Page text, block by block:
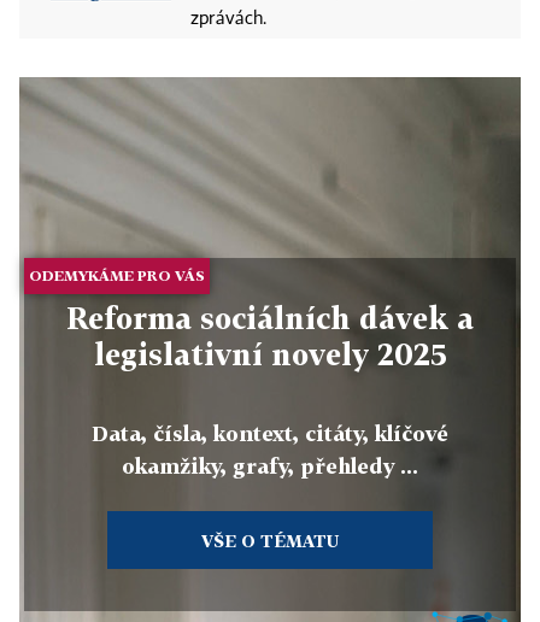
zprávách.
ODEMYKÁME PRO VÁS
Reforma sociálních dávek a
legislativní novely 2025
Data, čísla, kontext, citáty, klíčové
okamžiky, grafy, přehledy ...
VŠE O TÉMATU